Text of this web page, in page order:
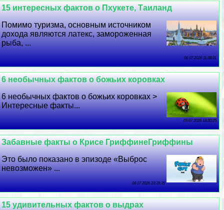
15 интересных фактов о Пхукете, Таиланд
Помимо туризма, основным источником
дохода являются латекс, замороженная
рыба, ...
06 07 2026 11:28:31
6 необычных фактов о божьих коровках
6 необычных фактов о божьих коровках >
Интересные факты...
05 07 2026 18:20:25
Забавные факты о Крисе ГриффинеГриффины
Это было показано в эпизоде ​​«Выброс
невозможен» ...
04 07 2026 23:39:35
15 удивительных фактов о выдрах